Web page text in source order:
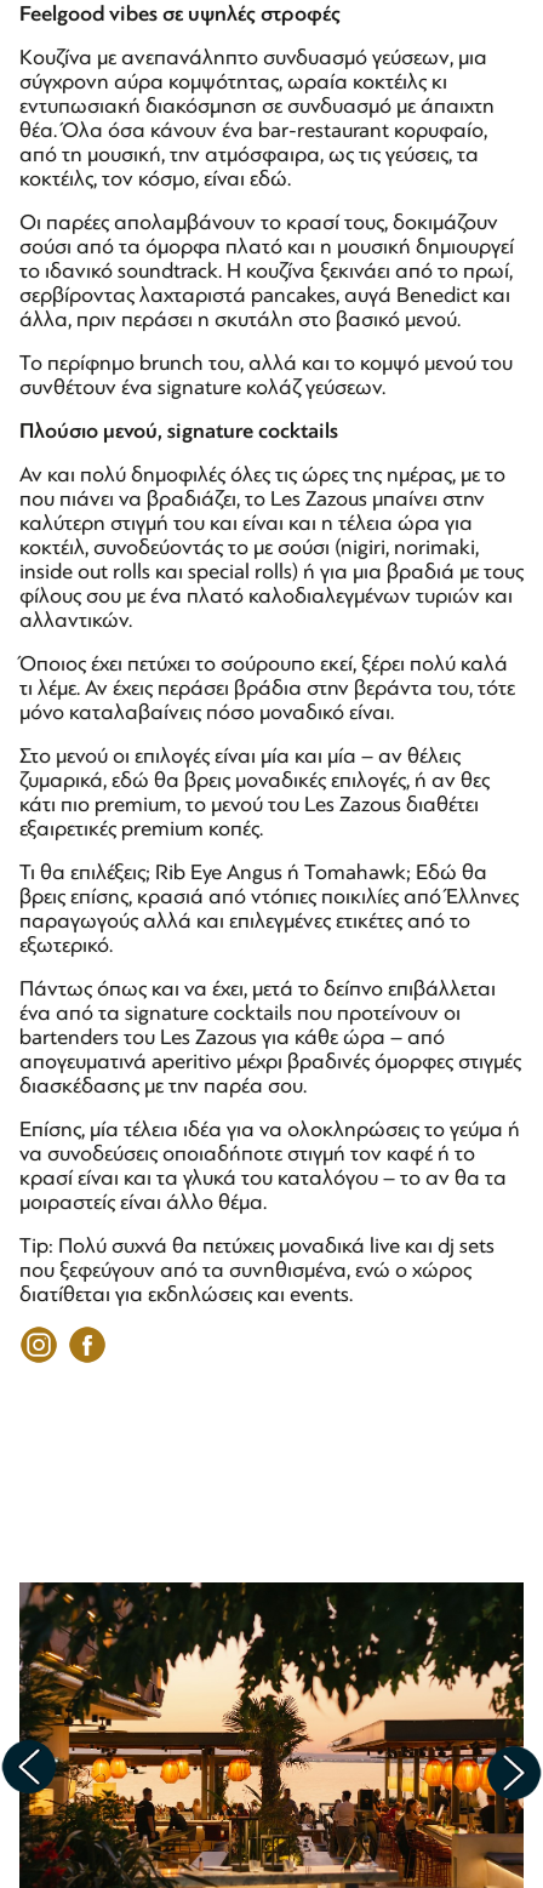
Feelgood vibes σε υψηλές στροφές
Κουζίνα με ανεπανάληπτο συνδυασμό γεύσεων, μια
σύγχρονη αύρα κομψότητας, ωραία κοκτέιλς κι
εντυπωσιακή διακόσμηση σε συνδυασμό με άπαιχτη
θέα. Όλα όσα κάνουν ένα bar-restaurant κορυφαίο,
από τη μουσική, την ατμόσφαιρα, ως τις γεύσεις, τα
κοκτέιλς, τον κόσμο, είναι εδώ.
Οι παρέες απολαμβάνουν το κρασί τους, δοκιμάζουν
σούσι από τα όμορφα πλατό και η μουσική δημιουργεί
το ιδανικό soundtrack. Η κουζίνα ξεκινάει από το πρωί,
σερβίροντας λαχταριστά pancakes, αυγά Benedict και
άλλα, πριν περάσει η σκυτάλη στο βασικό μενού.
Το περίφημο brunch του, αλλά και το κομψό μενού του
συνθέτουν ένα signature κολάζ γεύσεων.
Πλούσιο μενού, signature cocktails
Αν και πολύ δημοφιλές όλες τις ώρες της ημέρας, με το
που πιάνει να βραδιάζει, το Les Zazous μπαίνει στην
καλύτερη στιγμή του και είναι και η τέλεια ώρα για
κοκτέιλ, συνοδεύοντάς το με σούσι (nigiri, norimaki,
inside out rolls και special rolls) ή για μια βραδιά με τους
φίλους σου με ένα πλατό καλοδιαλεγμένων τυριών και
αλλαντικών.
Όποιος έχει πετύχει το σούρουπο εκεί, ξέρει πολύ καλά
τι λέμε. Αν έχεις περάσει βράδια στην βεράντα του, τότε
μόνο καταλαβαίνεις πόσο μοναδικό είναι.
Στο μενού οι επιλογές είναι μία και μία – αν θέλεις
ζυμαρικά, εδώ θα βρεις μοναδικές επιλογές, ή αν θες
κάτι πιο premium, το μενού του Les Zazous διαθέτει
εξαιρετικές premium κοπές.
Τι θα επιλέξεις; Rib Eye Angus ή Tomahawk; Eδώ θα
βρεις επίσης, κρασιά από ντόπιες ποικιλίες από Έλληνες
παραγωγούς αλλά και επιλεγμένες ετικέτες από το
εξωτερικό.
Πάντως όπως και να έχει, μετά το δείπνο επιβάλλεται
ένα από τα signature cocktails που προτείνουν οι
bartenders του Les Zazous για κάθε ώρα – από
απογευματινά aperitivo μέχρι βραδινές όμορφες στιγμές
διασκέδασης με την παρέα σου.
Επίσης, μία τέλεια ιδέα για να ολοκληρώσεις το γεύμα ή
να συνοδεύσεις οποιαδήποτε στιγμή τον καφέ ή το
κρασί είναι και τα γλυκά του καταλόγου – το αν θα τα
μοιραστείς είναι άλλο θέμα.
Τip: Πολύ συχνά θα πετύχεις μοναδικά live και dj sets
που ξεφεύγουν από τα συνηθισμένα, ενώ ο χώρος
διατίθεται για εκδηλώσεις και events.